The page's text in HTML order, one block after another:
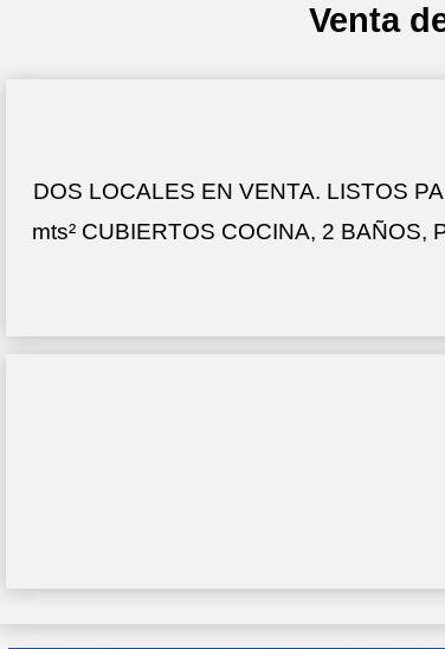
Venta
DOS LOCALES EN VENTA. LISTOS
mts² CUBIERTOS COCINA, 2 BAÑOS,